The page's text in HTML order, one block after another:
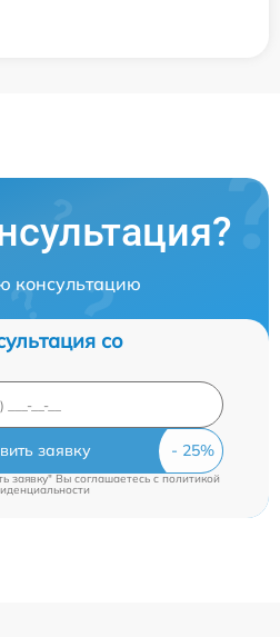
консультацию
со
заявку
заявку" Вы соглашаетесь c политикой